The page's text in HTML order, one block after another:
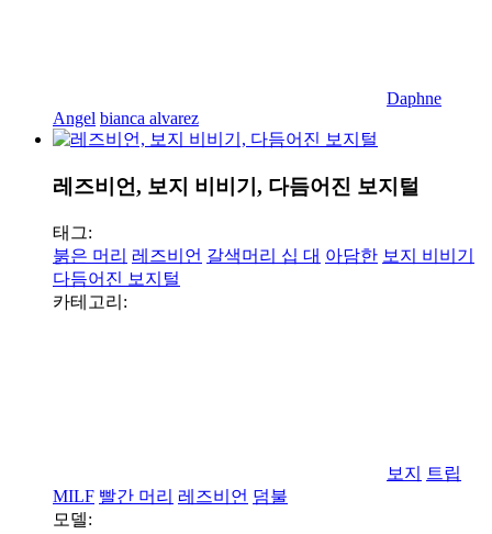
Daphne
Angel bianca alvarez
레즈비언, 보지 비비기, 다듬어진 보지털
태그:
붉은 머리 레즈비언 갈색머리 십 대 아담한 보지 비비기
다듬어진 보지털
카테고리:
보지
트립
MILF 빨간 머리 레즈비언 덤불
모델: